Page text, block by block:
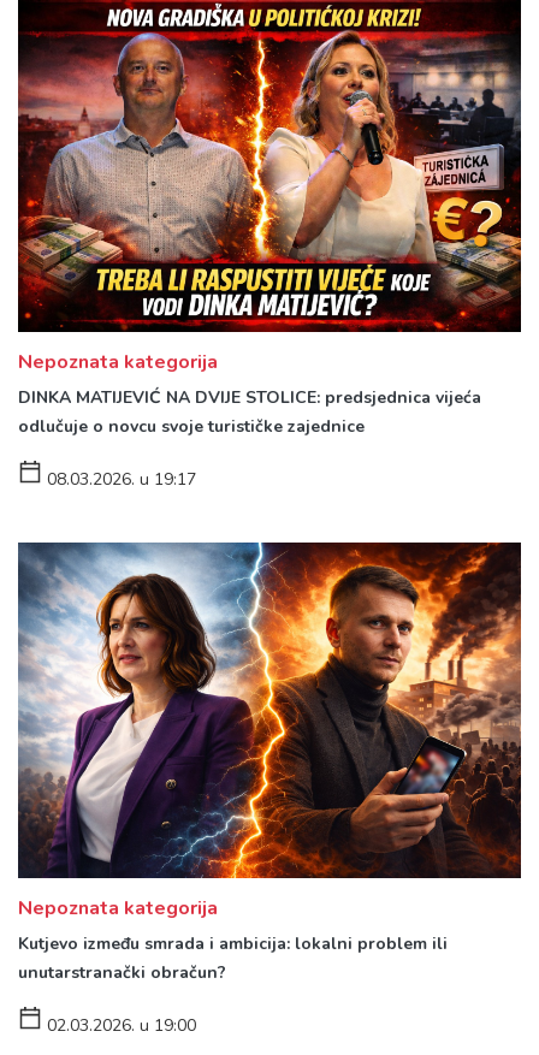
Nepoznata kategorija
DINKA MATIJEVIĆ NA DVIJE STOLICE: predsjednica vijeća
odlučuje o novcu svoje turističke zajednice
08.03.2026. u 19:17
Nepoznata kategorija
Kutjevo između smrada i ambicija: lokalni problem ili
unutarstranački obračun?
02.03.2026. u 19:00